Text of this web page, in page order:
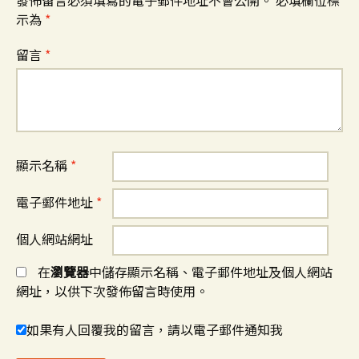
示為 *
留言 *
顯示名稱 *
電子郵件地址 *
個人網站網址
在瀏覽器中儲存顯示名稱、電子郵件地址及個人網站
網址，以供下次發佈留言時使用。
如果有人回覆我的留言，請以電子郵件通知我